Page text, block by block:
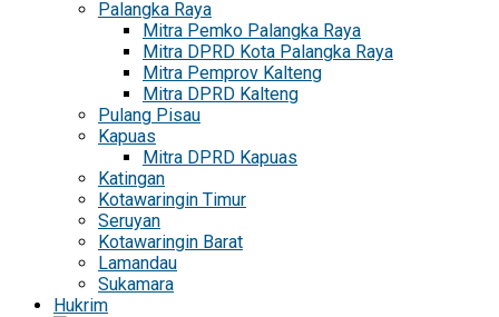
Palangka Raya
Mitra Pemko Palangka Raya
Mitra DPRD Kota Palangka Raya
Mitra Pemprov Kalteng
Mitra DPRD Kalteng
Pulang Pisau
Kapuas
Mitra DPRD Kapuas
Katingan
Kotawaringin Timur
Seruyan
Kotawaringin Barat
Lamandau
Sukamara
Hukrim